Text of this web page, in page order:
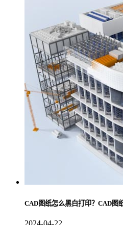
CAD图纸怎么黑白打印？CAD图